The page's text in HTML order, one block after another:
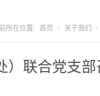
所在位置: 首页 - 关于我们 -
）联合党支部